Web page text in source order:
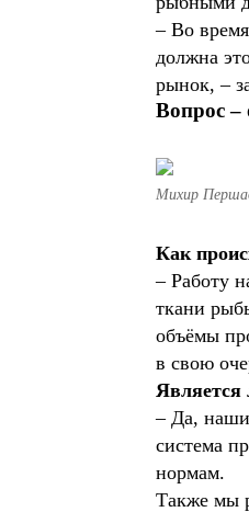
– Во
должна
рынок, –
Вопрос
Михир
Как
– Работу
ткани
объёмы
в свою
Является
– Да, наши
система
нормам.
Также мы